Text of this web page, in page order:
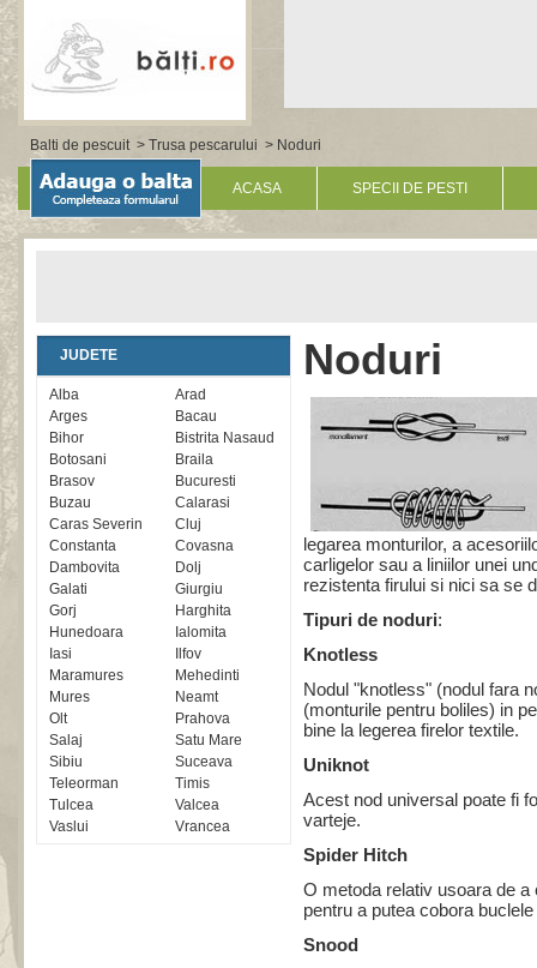
Balti de pescuit> Trusa pescarului > Noduri
ACASA SPECII DE PESTI
JUDETE
Alba
Arad
Arges
Bacau
Bihor
Bistrita Nasaud
Botosani
Braila
Brasov
Bucuresti
Buzau
Calarasi
Caras Severin
Cluj
Constanta
Covasna
Dambovita
Dolj
Galati
Giurgiu
Gorj
Harghita
Hunedoara
Ialomita
Iasi
Ilfov
Maramures
Mehedinti
Mures
Neamt
Olt
Prahova
Salaj
Satu Mare
Sibiu
Suceava
Teleorman
Timis
Tulcea
Valcea
Vaslui
Vrancea
Noduri
legarea monturilor, a
carligelor sau a liniilor unei
rezistenta firului si nici sa se
Tipuri de noduri:
Knotless
Nodul "knotless" (nodul fara
(monturile pentru boliles) in
bine la legerea firelor textile.
Uniknot
Acest nod universal poate fi
varteje.
Spider Hitch
O metoda relativ usoara de
pentru a putea cobora
Snood